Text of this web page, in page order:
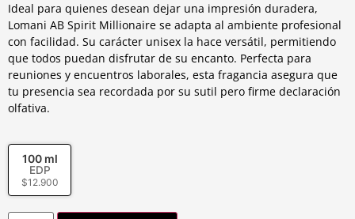
Ideal para quienes desean dejar una impresión duradera,
Lomani AB Spirit Millionaire se adapta al ambiente profesional
con facilidad. Su carácter unisex la hace versátil, permitiendo
que todos puedan disfrutar de su encanto. Perfecta para
reuniones y encuentros laborales, esta fragancia asegura que
tu presencia sea recordada por su sutil pero firme declaración
olfativa.
100 ml
EDP
$12.900